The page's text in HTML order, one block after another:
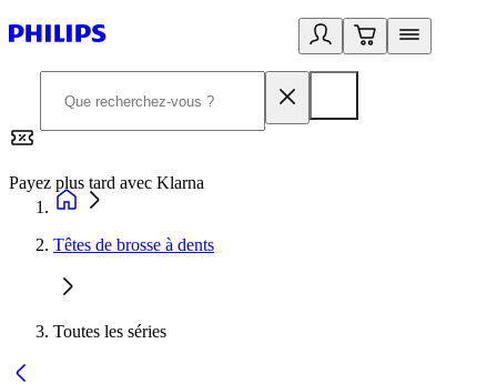
Payez plus tard avec Klarna
Têtes de brosse à dents
Toutes les séries